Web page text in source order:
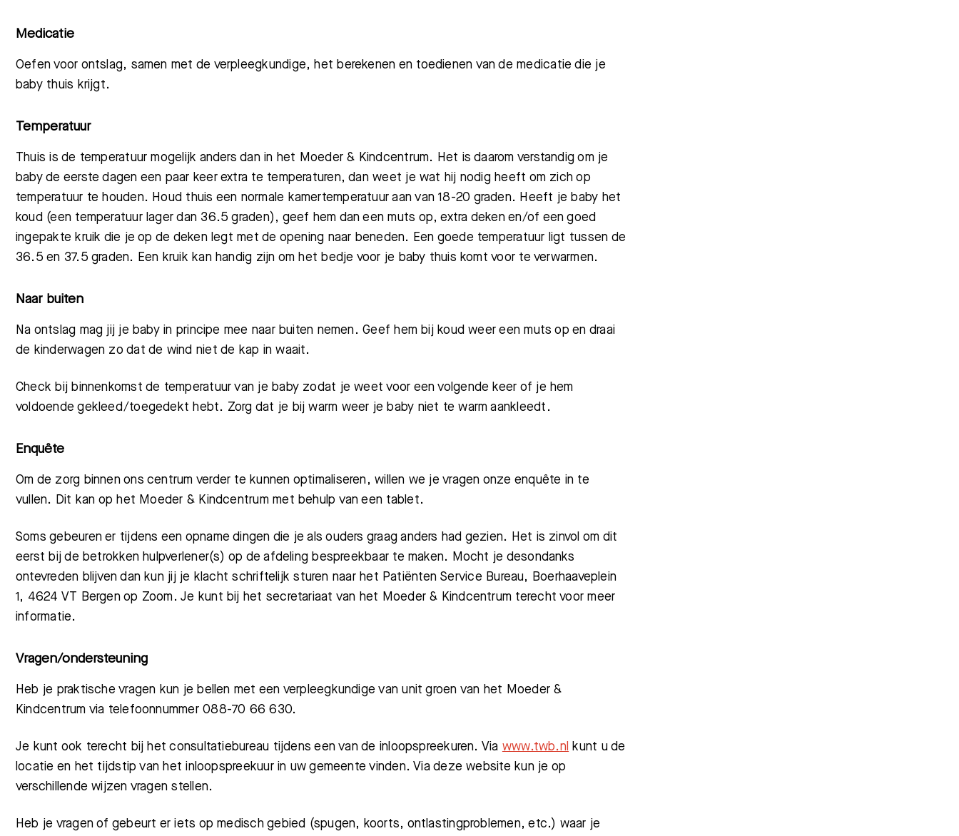
Medicatie
Oefen voor ontslag, samen met de verpleegkundige, het berekenen en toedienen van de medicatie die je
baby thuis krijgt.
Temperatuur
Thuis is de temperatuur mogelijk anders dan in het Moeder & Kindcentrum. Het is daarom verstandig om je
baby de eerste dagen een paar keer extra te temperaturen, dan weet je wat hij nodig heeft om zich op
temperatuur te houden. Houd thuis een normale kamertemperatuur aan van 18-20 graden. Heeft je baby het
koud (een temperatuur lager dan 36.5 graden), geef hem dan een muts op, extra deken en/of een goed
ingepakte kruik die je op de deken legt met de opening naar beneden. Een goede temperatuur ligt tussen de
36.5 en 37.5 graden. Een kruik kan handig zijn om het bedje voor je baby thuis komt voor te verwarmen.
Naar buiten
Na ontslag mag jij je baby in principe mee naar buiten nemen. Geef hem bij koud weer een muts op en draai
de kinderwagen zo dat de wind niet de kap in waait.
Check bij binnenkomst de temperatuur van je baby zodat je weet voor een volgende keer of je hem
voldoende gekleed/toegedekt hebt. Zorg dat je bij warm weer je baby niet te warm aankleedt.
Enquête
Om de zorg binnen ons centrum verder te kunnen optimaliseren, willen we je vragen onze enquête in te
vullen. Dit kan op het Moeder & Kindcentrum met behulp van een tablet.
Soms gebeuren er tijdens een opname dingen die je als ouders graag anders had gezien. Het is zinvol om dit
eerst bij de betrokken hulpverlener(s) op de afdeling bespreekbaar te maken. Mocht je desondanks
ontevreden blijven dan kun jij je klacht schriftelijk sturen naar het Patiënten Service Bureau, Boerhaaveplein
1, 4624 VT Bergen op Zoom. Je kunt bij het secretariaat van het Moeder & Kindcentrum terecht voor meer
informatie.
Vragen/ondersteuning
Heb je praktische vragen kun je bellen met een verpleegkundige van unit groen van het Moeder &
Kindcentrum via telefoonnummer 088-70 66 630.
Je kunt ook terecht bij het consultatiebureau tijdens een van de inloopspreekuren. Via www.twb.nl kunt u de
locatie en het tijdstip van het inloopspreekuur in uw gemeente vinden. Via deze website kun je op
verschillende wijzen vragen stellen.
Heb je vragen of gebeurt er iets op medisch gebied (spugen, koorts, ontlastingproblemen, etc.) waar je